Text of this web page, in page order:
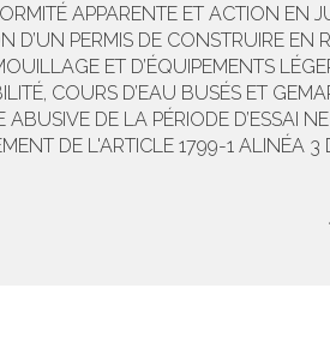
APPARENTE ET ACTION EN
D’UN PERMIS DE CONSTRUIRE EN
ET D’ÉQUIPEMENTS
COURS D’EAU BUSÉS ET
ABUSIVE DE LA PÉRIODE D’ESSAI
DE L'ARTICLE 1799-1 ALINÉA